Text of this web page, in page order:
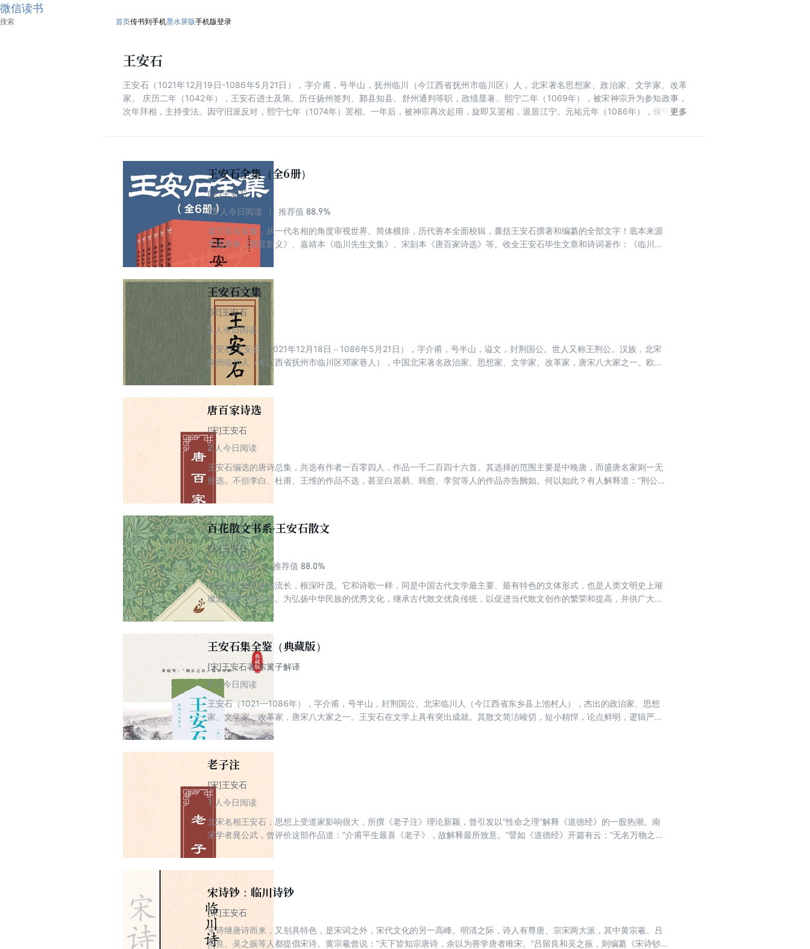
微信读书
首页传书到手机墨水屏版手机版登录
王安石
王安石（1021年12月19日-1086年5月21日），字介甫，号半山，抚州临川（今江西省抚州市临川区）人，北宋著名思想家、政治家、文学家、改革
家。 庆历二年（1042年），王安石进士及第。历任扬州签判、鄞县知县、舒州通判等职，政绩显著。熙宁二年（1069年），被宋神宗升为参知政事，
次年拜相，主持变法。因守旧派反对，熙宁七年（1074年）罢相。一年后，被神宗再次起用，旋即又罢相，退居江宁。元祐元年（1086年），保守派得
实际功用，名列“唐宋八大家”，有《临川集》等著作存世。
王安石全集（全6册）
[宋]王安石
25 人今日阅读 推荐值 88.9%
读王安石全集，从一代名相的角度审视世界。简体横排，历代善本全面校辑，囊括王安石撰著和编纂的全部文字！底本来源
于四库本《周官新义》、嘉靖本《临川先生文集》、宋刻本《唐百家诗选》等。收全王安石毕生文章和诗词著作：《临川先
生文集》，欣赏“王荆公体”；包含王安石一生所注7部儒释道经典释义，直抵王安石从政的思想根源；详载“王安石变法”现场
实录——《熙宁问对日录》，零距离感受北宋政治风云！王安石位列影响中国文化十大名人之一！钱穆：王安石革新政治的
抱负失败了，他做人为学的精神与意气，则依然为后人所师法，直到近期的中国。不读原著，无以评价王安石的功过是非！
王安石文集
[宋]王安石
3 人今日阅读
王安石 王安石（1021年12月18日－1086年5月21日），字介甫，号半山，谥文，封荆国公。世人又称王荆公。汉族，北宋
抚州临川人（今江西省抚州市临川区邓家巷人），中国北宋著名政治家、思想家、文学家、改革家，唐宋八大家之一。欧阳
修称赞王安石：“翰林风月三千首，吏部文章二百年。老去自怜心尚在，后来谁与子争先。”传世文集有《王临川集》、《临
川集拾遗》等。其诗文各体兼擅，词虽不多，但亦擅长，且有名作《桂枝香》等。而王荆公最得世人共传之诗句莫过于《泊
唐百家诗选
[宋]王安石
2 人今日阅读
王安石编选的唐诗总集，共选有作者一百零四人，作品一千二百四十六首。其选择的范围主要是中晚唐，而盛唐名家则一无
所选。不但李白、杜甫、王维的作品不选，甚至白居易、韩愈、李贺等人的作品亦告阙如。何以如此？有人解释道：“荆公所
在历朝历代的唐诗集中，始终占有重要地位。
百花散文书系·王安石散文
[宋]王安石
2 人今日阅读 推荐值 88.0%
中国古代散文源远流长，根深叶茂。它和诗歌一样，同是中国古代文学最主要、最有特色的文体形式，也是人类文明史上璀
璨宏丽的文化宝库。为弘扬中华民族的优秀文化，继承古代散文优良传统，以促进当代散文创作的繁荣和提高，并供广大读
者借鉴欣赏，特编辑这套“中国古代散文丛书”，作为“百花散文书系”的一个组成部分出版。
王安石集全鉴（典藏版）
[宋]王安石著 东篱子解译
2 人今日阅读
王安石（1021—1086年），字介甫，号半山，封荆国公。北宋临川人（今江西省东乡县上池村人），杰出的政治家、思想
家、文学家、改革家，唐宋八大家之一。王安石在文学上具有突出成就。其散文简洁峻切，短小精悍，论点鲜明，逻辑严
密，有很强的说服力，充分发挥了古文的实际功用，名列“唐宋八大家”；其诗“学杜得其瘦硬”，擅长于说理与修辞，晚年诗风
含蓄深沉、深婉不迫，以丰神远韵的风格在北宋诗坛自成一家，世称“王荆公体”；其词写物咏怀吊古，意境空阔苍茫，形象
老子注
[宋]王安石
1 人今日阅读
北宋名相王安石，思想上受道家影响很大，所撰《老子注》理论新颖，曾引发以“性命之理”解释《道德经》的一股热潮。南
宋学者晁公武，曾评价这部作品道：“介甫平生最喜《老子》，故解释最所致意。”譬如《道德经》开篇有云：“无名万物之
母。”断句一变，意蕴上大不相同，确可说是开了一个理解《道德经》的新境界。后来人如梁启超等，皆服膺王安石的惊天创
宋诗钞：临川诗钞
[宋]王安石
宋诗继唐诗而来，又别具特色，是宋词之外，宋代文化的另一高峰。明清之际，诗人有尊唐、宗宋两大派，其中黄宗羲、吕
留良、吴之振等人都提倡宋诗。黄宗羲曾说：“天下皆知宗唐诗，余以为善学唐者唯宋。”吕留良和吴之振，则编纂《宋诗钞